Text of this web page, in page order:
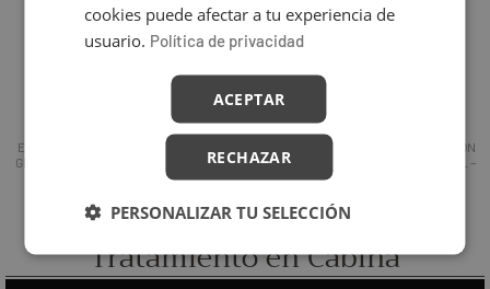
ENVOLTURA DE GEL FRÍO DE AGUA DE
GLACIAR PROFESIONAL – SPA SENSES
CONCENTRADO PIEL DE NARANJA CON
CAFEÍNA Y CARNITINA PROFESIONAL –
SPA SENSES
Tratamiento en Cabina
cookies puede afectar a tu experiencia de
usuario. Política de privacidad
ACEPTAR
RECHAZAR
PERSONALIZAR TU SELECCIÓN